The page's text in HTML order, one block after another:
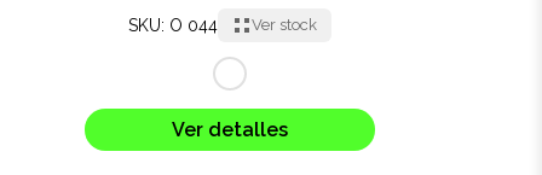
SKU: O 044 Ver stock
Ver detalles